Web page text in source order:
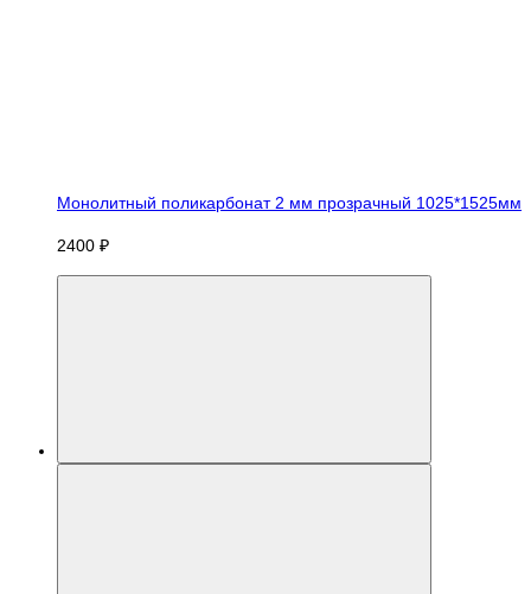
Монолитный поликарбонат 2 мм прозрачный 1025*1525мм
2400 ₽